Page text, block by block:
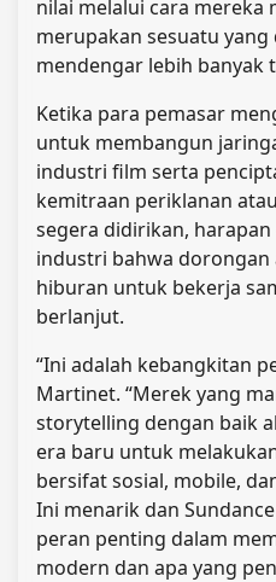
nilai melalui cara mereka
merupakan sesuatu
mendengar lebih banyak
Ketika para pemasar
untuk membangun
industri film serta
kemitraan periklanan
segera didirikan,
industri bahwa dorongan
hiburan untuk bekerja
berlanjut.
“Ini adalah kebangkitan
Martinet. “Merek yang
storytelling dengan baik
era baru untuk
bersifat sosial, mobile,
Ini menarik dan
peran penting dalam
modern dan apa yang